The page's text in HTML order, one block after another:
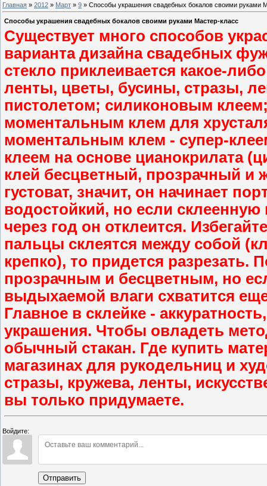
Главная » 2012 » Март » 9 » Способы украшения свадебных бокалов своими руками
Способы украшения свадебных бокалов своими руками Мастер-класс
Существует много способов
варианта дизайна свадебных
стекло приклеивается какое-
ленты, цветы, бусины, стразы,
пистолетом; силиконовым
моментальным клем для
моментальным клем - супер-
клеем на основе цианокрилата
клей бесцветный, прозрачный и
густоват, значит, он начинает
водостойкий, но если
через год он отклеится.
пальцы склеятся между собой
крепко), то придется разрезать.
прозрачным и бесцветным, но
выдыхаемой влаги схватится
Главное в склейке -
украшения. Чтобы овладеть
обычный стакан. Где купить
магазинах для рукодельниц и
стразы, кружева, ленты,
вы только придумаете.
Войдите:
Отправить